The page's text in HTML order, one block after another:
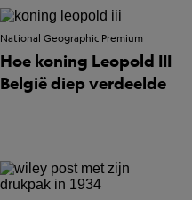
National Geographic Premium
Hoe koning Leopold III
België diep verdeelde